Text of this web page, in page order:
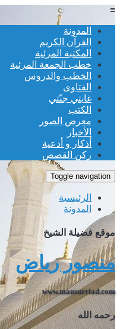
≡
المدونة
القرآن الكريم
المكتبة المرئية
خطب الجمعة المرئية
الخطب والدروس
الفتاوى
غايتي جنّتي
الكتب
معرض الصور
الأخبار
أذكار و أدعية
ركن القصص
Toggle navigation
الرئيسية
المدونة
موقع فضيلة الشيخ
منصور رياض
www.mansurriad.com
رحمه الله